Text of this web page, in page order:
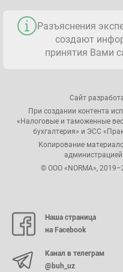
Разъяснения
создают
принятия Вами
Сайт
При создании контента
«Налоговые и таможенные
бухгалтерия» и ЭСС
Копирование
© ООО «NORMA»,
Наша страница
на Facebook
Канал в телеграм
@buh_uz